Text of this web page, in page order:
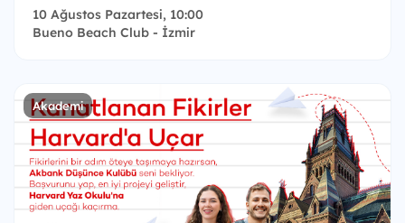
10 Ağustos Pazartesi, 10:00
Bueno Beach Club - İzmir
Akademi